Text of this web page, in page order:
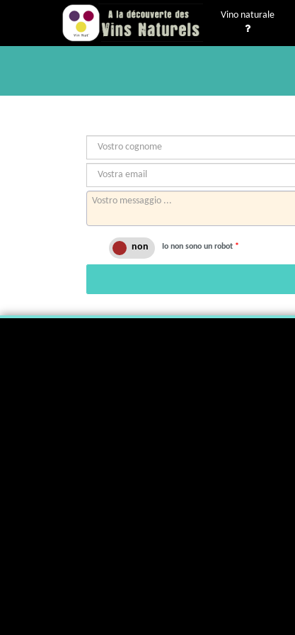
Vino naturale
Io non sono un robot *